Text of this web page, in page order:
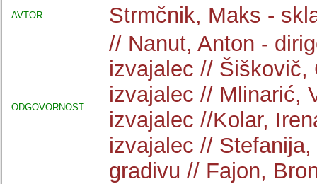
AVTOR Strmčnik, Maks -
ODGOVORNOST
// Nanut, Anton -
izvajalec // Šiškovič,
izvajalec // Mlinarić,
izvajalec //Kolar,
izvajalec //
gradivu // Fajon,